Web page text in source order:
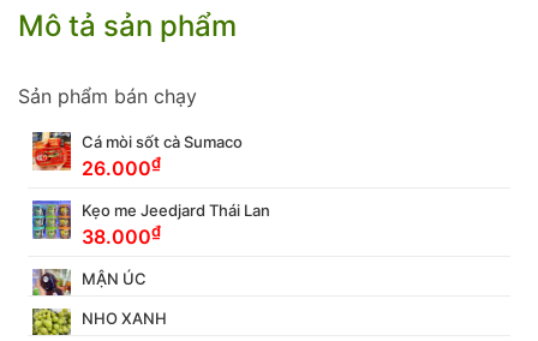
Mô tả sản phẩm
Sản phẩm bán chạy
Cá mòi sốt cà Sumaco
26.000₫
Kẹo me Jeedjard Thái Lan
38.000₫
MẬN ÚC
NHO XANH